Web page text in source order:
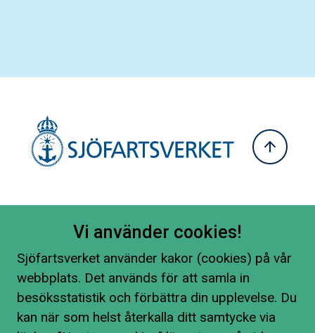
Vi använder cookies!
Sjöfartsverket använder kakor (cookies) på vår
webbplats. Det används för att samla in
besöksstatistik och förbättra din upplevelse. Du
kan när som helst återkalla ditt samtycke via